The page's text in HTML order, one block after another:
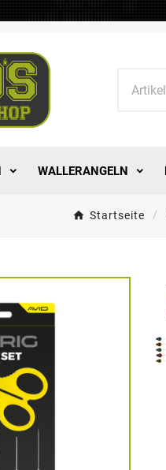
WALLERANGELN
Startseite